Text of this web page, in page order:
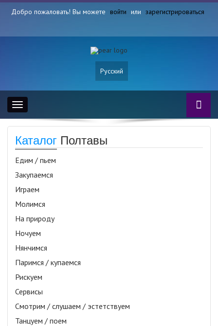
Добро пожаловать! Вы можете войти или зарегистрироваться
Русский
Toggle
navigation
Каталог Полтавы
Едим / пьем
Закупаемся
Играем
Молимся
На природу
Ночуем
Нянчимся
Паримся / купаемся
Рискуем
Сервисы
Смотрим / слушаем / эстетствуем
Танцуем / поем